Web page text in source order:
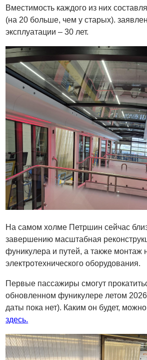
Вместимость каждого из них
(на 20 больше, чем у старых).
эксплуатации – 30 лет.
На самом холме Петршин сейчас
завершению масштабная
фуникулера и путей, а также монтаж
электротехнического оборудования.
Первые пассажиры смогут
обновленном фуникулере летом 2026
даты пока нет). Каким он будет,
здесь.